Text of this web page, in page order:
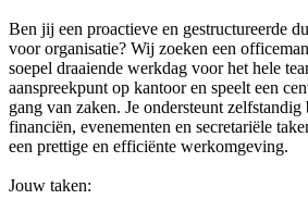
Ben jij een proactieve en gestructureerde
voor organisatie? Wij zoeken een
soepel draaiende werkdag voor het hele
aanspreekpunt op kantoor en speelt een
gang van zaken. Je ondersteunt
financiën, evenementen en secretariële
een prettige en efficiënte werkomgeving.
Jouw taken: